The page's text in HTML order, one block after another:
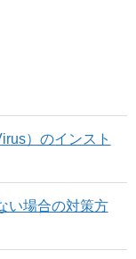
）のインスト
い場合の対策方